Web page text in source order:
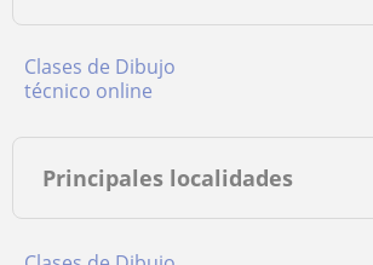
Clases de Dibujo
técnico online
Principales localidades